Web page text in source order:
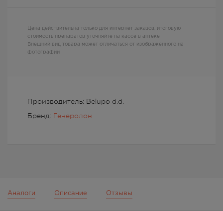
Производитель: Belupo d.d.
Бренд: Генеролон
Цена действительна только для интернет заказов, итоговую
стоимость препаратов уточняйте на кассе в аптеке
Внешний вид товара может отличаться от изображенного на
фотографии
Аналоги Описание Отзывы